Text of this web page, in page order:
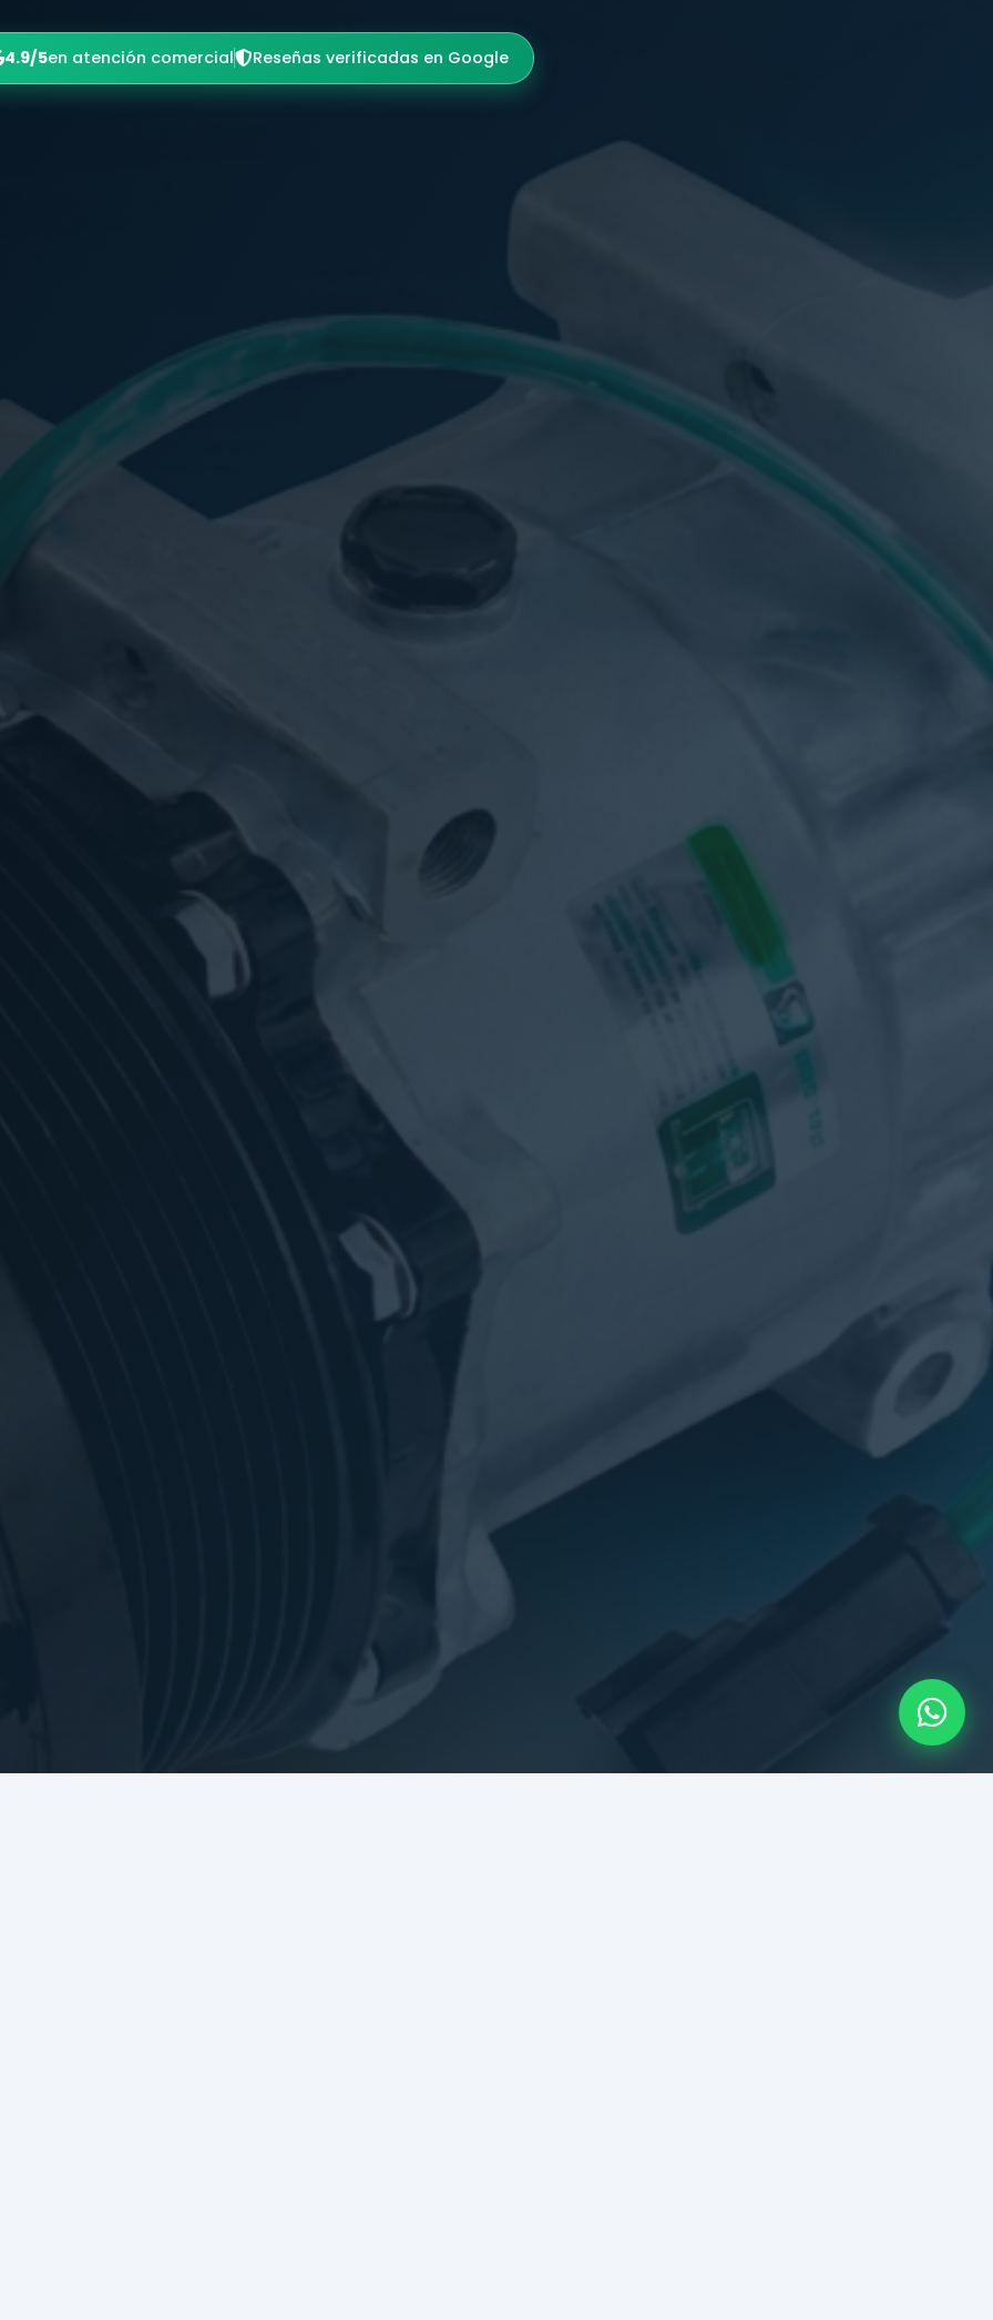
4.9/5en atención comercial Reseñas verificadas en Google